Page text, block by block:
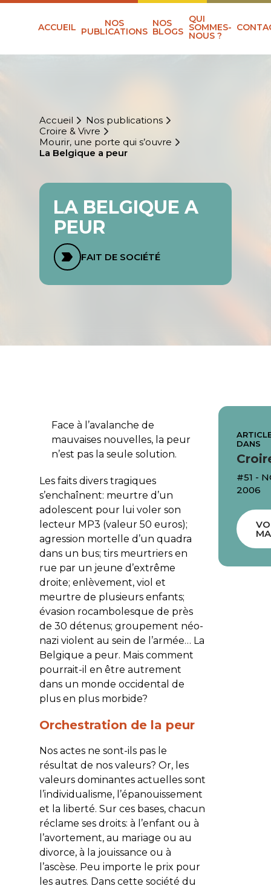
ACCUEIL NOS
PUBLICATIONS
NOS
BLOGS
QUI
SOMMES-
NOUS ?
Accueil
Nos publications
Croire & Vivre
Mourir, une porte qui s’ouvre
La Belgique a peur
LA BELGIQUE A
PEUR
FAIT DE SOCIÉTÉ
Face à l’avalanche de
mauvaises nouvelles, la peur
n’est pas la seule solution.
Les faits divers tragiques
s’enchaînent: meurtre d’un
adolescent pour lui voler son
lecteur MP3 (valeur 50 euros);
agression mortelle d’un quadra
dans un bus; tirs meurtriers en
rue par un jeune d’extrême
droite; enlèvement, viol et
meurtre de plusieurs enfants;
évasion rocambolesque de près
de 30 détenus; groupement néo-
nazi violent au sein de l’armée… La
Belgique a peur. Mais comment
pourrait-il en être autrement
dans un monde occidental de
plus en plus morbide?
Orchestration de la peur
Nos actes ne sont-ils pas le
résultat de nos valeurs? Or, les
valeurs dominantes actuelles sont
l’individualisme, l’épanouissement
et la liberté. Sur ces bases, chacun
réclame ses droits: à l’enfant ou à
l’avortement, au mariage ou au
divorce, à la jouissance ou à
l’ascèse. Peu importe le prix pour
les autres. Dans cette société du
DANS
#51 -
2006